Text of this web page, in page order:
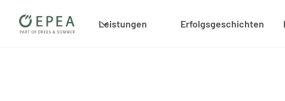
Leistungen Erfolgsgeschichten